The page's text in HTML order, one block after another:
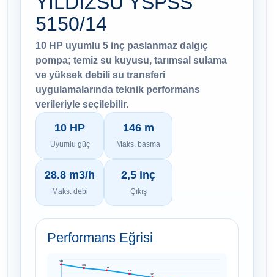
5150/14
10 HP uyumlu 5 inç paslanmaz dalgıç
pompa; temiz su kuyusu, tarımsal sulama
ve yüksek debili su transferi
uygulamalarında teknik performans
verileriyle seçilebilir.
10 HP
Uyumlu güç
146 m
Maks. basma
28.8 m3/h
Maks. debi
2,5 inç
Çıkış
Performans Eğrisi
146
135
128
118
107